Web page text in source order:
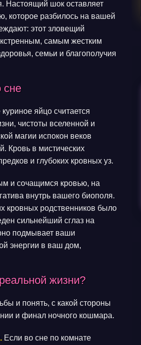
Настоящий шок оставляет
которое разбилось на вашей
этот зловещий
самым жестким
семьи и благополучия
сне
яйцо считается
чистоты вселенной и
магии испокон веков
Кровь в мистических
и глубоких кровных уз.
и сочащимся кровью, на
внутрь вашего биополя.
кровных родственников было
сильнейший сглаз на
подмывает ваши
энергии в ваш дом,
жизни?
и понять, с какой стороны
и финал ночного кошмара.
Если во сне по комнате